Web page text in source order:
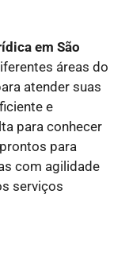
em São
áreas do
atender suas
e
para conhecer
para
com agilidade
serviços